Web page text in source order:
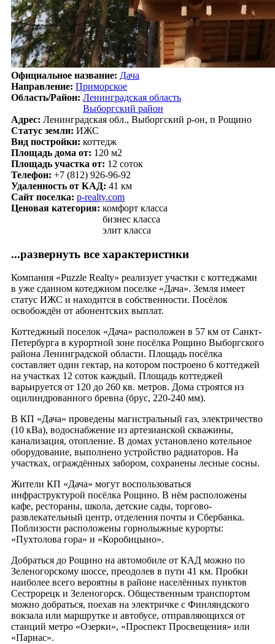
Официальное название: Дача
Направление: Приморское
Область/Район: Ленинградская область
Выборгский район
Адрес: Ленинградская обл., Выборгский р-он, п Рощино
Статус земли: ИЖС
Вид постройки: коттедж
Площадь дома от: 120 м2
Площадь участка от: 12 соток
Телефон: +7 (812) 926-96-92
Удаленность от КАД: 41 км
Сайт поселка: p-realty.com
Ценовая категория: комфорт класса
бизнес класса
элит класса
...развернуть все характеристики
Компания «Puzzle Realty» реализует участки с коттеджами
в уже сданном котеджном поселке «Дача». Земля имеет
статус ИЖС и находится в собственности. Посёлок
освобождён от абонентских выплат.
Коттеджный поселок «Дача» расположен в 57 км от Санкт-
Петербурга в курортной зоне посёлка Рощино Выборгского
района Ленинградской области. Площадь посёлка
составляет один гектар, на котором построено 6 коттеджей
на участках 12 соток каждый. Площадь коттеджей
варьируется от 120 до 260 кв. метров. Дома строятся из
оцилиндрованного бревна (брус, 220-240 мм).
В КП «Дача» проведены магистральный газ, электричество
(10 кВа), водоснабжение из артезианской скважины,
канализация, отопление. В домах установлено котельное
оборудование, выполнено устройство радиаторов. На
участках, ограждённых забором, сохранены лесные сосны.
Жители КП «Дача» могут воспользоваться
инфраструктурой посёлка Рощино. В нём расположены
кафе, рестораны, школа, детские сады, торгово-
развлекательный центр, отделения почты и Сбербанка.
Поблизости расположены горнолыжные курорты:
«Пухтолова гора» и «Коробицыно».
Добраться до Рощино на автомобиле от КАД можно по
Зеленогорскому шоссе, преодолев в пути 41 км. Пробки
наиболее всего вероятны в районе населённых пунктов
Сестрорецк и Зеленогорск. Общественным транспортом
можно добраться, поехав на электричке с Финляндского
вокзала или маршрутке и автобусе, отправляющихся от
станций метро «Озерки», «Проспект Просвещения» или
«Парнас».